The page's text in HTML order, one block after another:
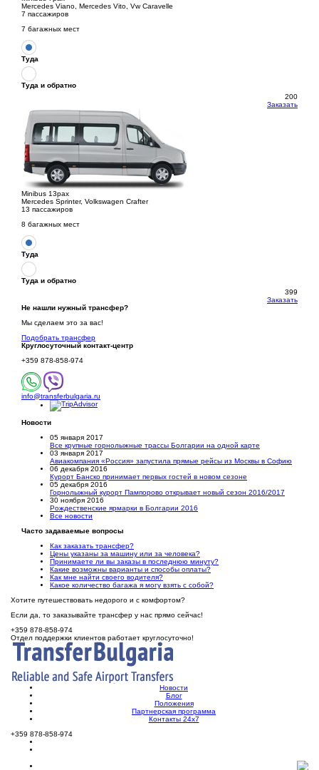
Mercedes Viano, Mercedes Vito, Vw Caravelle
7 пассажиров
7 багажных мест
Туда
Туда и обратно
200
Заказать
Minibus 13pax
Mercedes Sprinter, Volkswagen Crafter
13 пассажиров
8 багажных мест
Туда
Туда и обратно
399
Заказать
Не нашли нужный трансфер?
Мы сделаем это за вас!
Подобрать трансфер
Круглосуточный контакт-центр
+359 878-858-974
info@transferbulgaria.ru
Новости
05 января 2017
Все крупные горнолыжные трассы Болгарии на одной карте
03 января 2017
Авиакомпания «Россия» запустила прямые рейсы из Москвы в Софию
06 декабря 2016
Курорт Банско принимает первых гостей в новом сезоне
05 декабря 2016
Горнолыжный курорт Пампорово открывает новый сезон 2016/2017
30 ноября 2016
Рождественские ярмарки в Болгарии 2016
Все новости
Часто задаваемые вопросы
Как заказать трансфер?
Цены указаны за машину или за человека?
Принимаете ли вы заказы в последнюю минуту?
Какие возможны варианты и способы оплаты?
Как мне найти своего водителя?
Какое количество багажа я могу взять с собой?
Хотите путешествовать недорого и с комфортом?
Если да, то заказывайте трансфер у нас прямо сейчас!
+359 878-858-974
Отдел поддержки клиентов работает круглосуточно!
Новости
Блог
Положения
Партнерская программа
Контакты 24х7
+359 878-858-974